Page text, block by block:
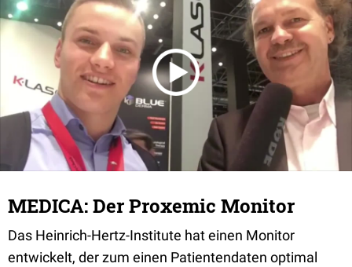
MEDICA: Der Proxemic Monitor
Das Heinrich-Hertz-Institute hat einen Monitor
entwickelt, der zum einen Patientendaten optimal